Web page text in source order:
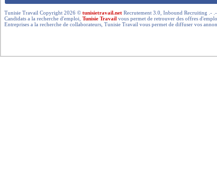
Tunisie Travail Copyright 2026 ©tunisietravail.net Recrutement 3.0, Inbound Recruiting .-
Candidats a la recherche d'emploi,Tunisie Travail vous permet de retrouver des offres
Entreprises a la recherche de collaborateurs, Tunisie Travail vous permet de diffuser vos